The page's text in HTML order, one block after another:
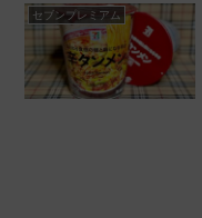
セブンプレミアム